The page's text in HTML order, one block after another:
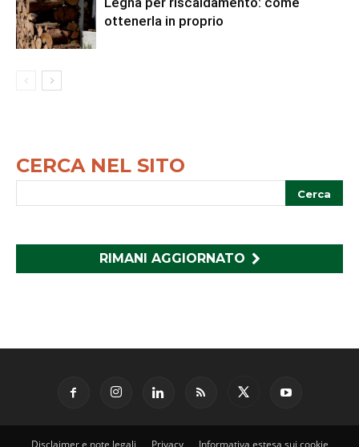
ottenerla in proprio
CERCA NEL SITO
RIMANI AGGIORNATO
Disclaimer e note legali Privacy Informativa estesa sui cookie